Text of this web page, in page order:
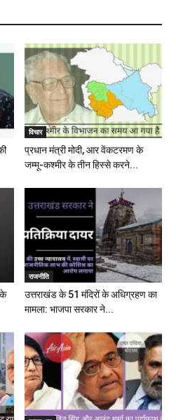
विचार
प्रधान मंत्री मोदी, आर वेंकटरमण के
जम्मू-कश्मीर के तीन हिस्से करने...
राजनीति
उत्तराखंड के 51 मंदिरों के अधिग्रहण का
मामला: भाजपा सरकार ने...